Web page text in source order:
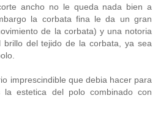
ancho no le queda nada bien a
la corbata fina le da un gran
de la corbata) y una notoria
brillo del tejido de la corbata, ya sea
imprescindible que debia hacer para
la estetica del polo combinado con